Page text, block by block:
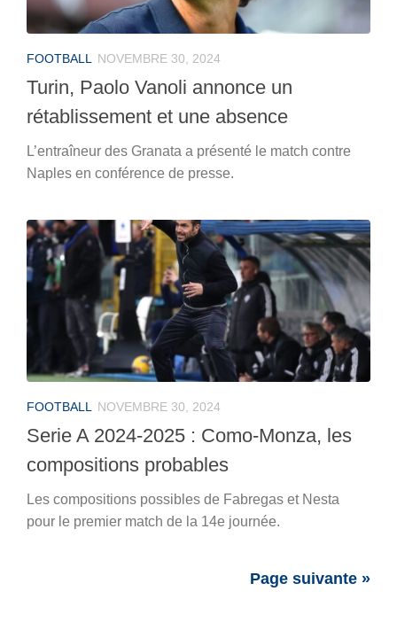
FOOTBALL NOVEMBRE 30, 2024
Turin, Paolo Vanoli annonce un
rétablissement et une absence
L’entraîneur des Granata a présenté le match contre
Naples en conférence de presse.
FOOTBALL NOVEMBRE 30, 2024
Serie A 2024-2025 : Como-Monza, les
compositions probables
Les compositions possibles de Fabregas et Nesta
pour le premier match de la 14e journée.
Page suivante »